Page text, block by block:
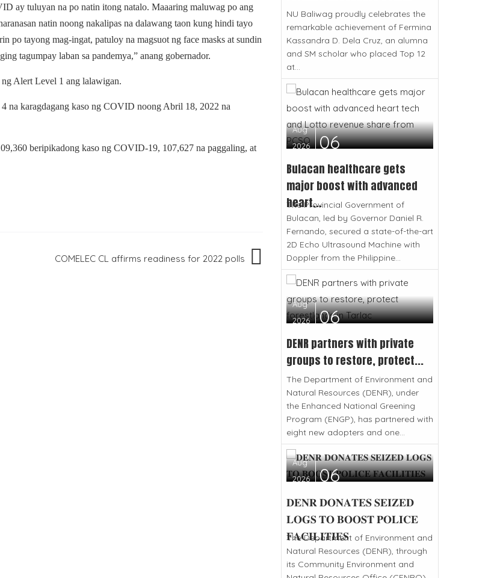
ay tuluyan na po natin itong natalo. Maaaring maluwag po ang
natin noong nakalipas na dalawang taon kung hindi tayo
po tayong mag-ingat, patuloy na magsuot ng face masks at sundin
tagumpay laban sa pandemya,” anang gobernador.
Alert Level 1 ang lalawigan.
na karagdagang kaso ng COVID noong Abril 18, 2022 na
beripikadong kaso ng COVID-19, 107,627 na paggaling, at
COMELEC CL affirms readiness for 2022 polls
NU Baliwag proudly celebrates the
remarkable achievement of Fermina
Kassandra D. Dela Cruz, an alumna
and SM scholar who placed Top 12
at...
Aug
2026
06
Bulacan healthcare gets
major boost with advanced
heart...
The Provincial Government of
Bulacan, led by Governor Daniel R.
Fernando, secured a state-of-the-art
2D Echo Ultrasound Machine with
Doppler from the Philippine...
Aug
2026
06
DENR partners with private
groups to restore, protect...
The Department of Environment and
Natural Resources (DENR), under
the Enhanced National Greening
Program (ENGP), has partnered with
eight new adopters and one...
Aug
2026
06
𝐃𝐄𝐍𝐑 𝐃𝐎𝐍𝐀𝐓𝐄𝐒 𝐒𝐄𝐈𝐙𝐄𝐃
𝐋𝐎𝐆𝐒 𝐓𝐎 𝐁𝐎𝐎𝐒𝐓 𝐏𝐎𝐋𝐈𝐂𝐄
𝐅𝐀𝐂𝐈𝐋𝐈𝐓𝐈𝐄𝐒
The Department of Environment and
Natural Resources (DENR), through
its Community Environment and